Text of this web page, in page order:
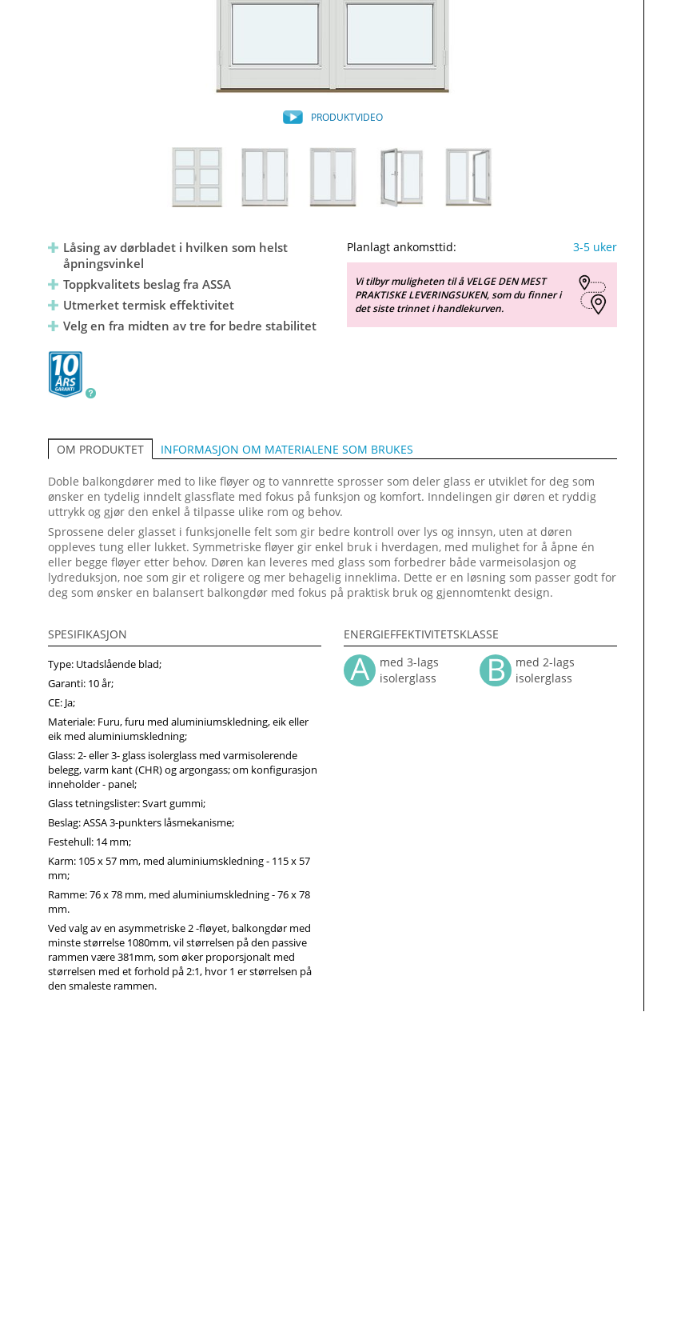
PRODUKTVIDEO
Låsing av dørbladet i hvilken som helst
åpningsvinkel
Toppkvalitets beslag fra ASSA
Utmerket termisk effektivitet
Velg en fra midten av tre for bedre stabilitet
Planlagt ankomsttid: 3-5 uker
Vi tilbyr muligheten til å VELGE DEN MEST
PRAKTISKE LEVERINGSUKEN, som du finner i
det siste trinnet i handlekurven.
OM PRODUKTET INFORMASJON OM MATERIALENE SOM BRUKES
Doble balkongdører med to like fløyer og to vannrette sprosser som deler glass er utviklet for deg som
ønsker en tydelig inndelt glassflate med fokus på funksjon og komfort. Inndelingen gir døren et ryddig
uttrykk og gjør den enkel å tilpasse ulike rom og behov.
Sprossene deler glasset i funksjonelle felt som gir bedre kontroll over lys og innsyn, uten at døren
oppleves tung eller lukket. Symmetriske fløyer gir enkel bruk i hverdagen, med mulighet for å åpne én
eller begge fløyer etter behov. Døren kan leveres med glass som forbedrer både varmeisolasjon og
lydreduksjon, noe som gir et roligere og mer behagelig inneklima. Dette er en løsning som passer godt for
deg som ønsker en balansert balkongdør med fokus på praktisk bruk og gjennomtenkt design.
SPESIFIKASJON
Type: Utadslående blad;
Garanti: 10 år;
CE: Ja;
Materiale: Furu, furu med aluminiumskledning, eik eller
eik med aluminiumskledning;
Glass: 2- eller 3- glass isolerglass med varmisolerende
belegg, varm kant (CHR) og argongass; om konfigurasjon
inneholder - panel;
Glass tetningslister: Svart gummi;
Beslag: ASSA 3-punkters låsmekanisme;
Festehull: 14 mm;
Karm: 105 x 57 mm, med aluminiumskledning - 115 x 57
mm;
Ramme: 76 x 78 mm, med aluminiumskledning - 76 x 78
mm.
Ved valg av en asymmetriske 2 -fløyet, balkongdør med
minste størrelse 1080mm, vil størrelsen på den passive
rammen være 381mm, som øker proporsjonalt med
størrelsen med et forhold på 2:1, hvor 1 er størrelsen på
den smaleste rammen.
ENERGIEFFEKTIVITETSKLASSE
med 3-lags
isolerglass
med 2-lags
isolerglass